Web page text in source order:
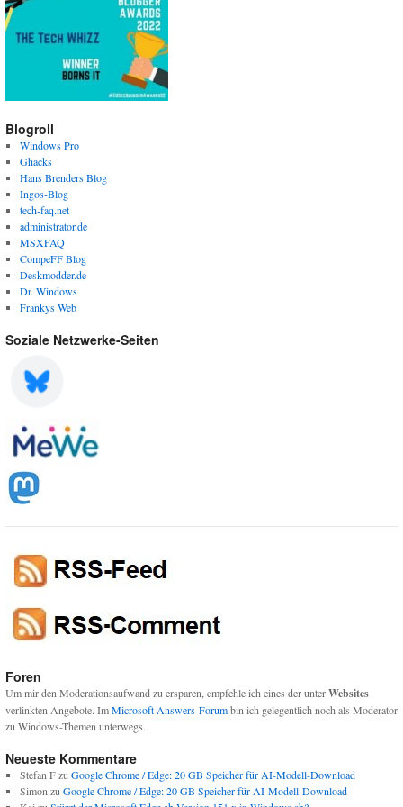
Blogroll
Windows Pro
Ghacks
Hans Brenders Blog
Ingos-Blog
tech-faq.net
administrator.de
MSXFAQ
CompeFF Blog
Deskmodder.de
Dr. Windows
Frankys Web
Soziale Netzwerke-Seiten
Foren
Um mir den Moderationsaufwand zu ersparen, empfehle ich eines der unterWebsites
verlinkten Angebote. ImMicrosoft Answers-Forumbin ich gelegentlich noch als Moderator
zu Windows-Themen unterwegs.
Neueste Kommentare
Stefan Fzu Google Chrome / Edge: 20 GB Speicher für AI-Modell-Download
Simon zu Google Chrome / Edge: 20 GB Speicher für AI-Modell-Download